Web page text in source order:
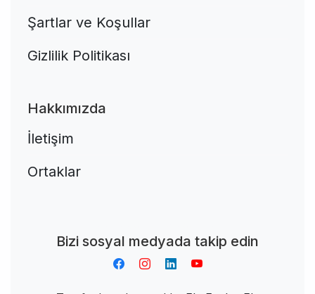
Şartlar ve Koşullar
Gizlilik Politikası
Hakkımızda
İletişim
Ortaklar
Bizi sosyal medyada takip edin